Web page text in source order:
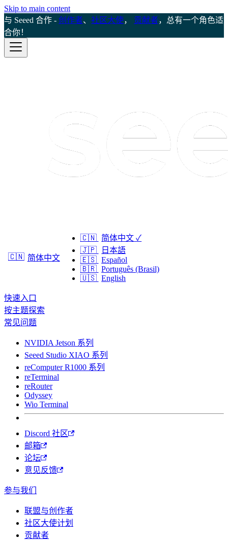
Skip to main content
与 Seeed 合作 - 创作者、 社区大使， 贡献者，总有一个角色适
合你！
🇨🇳 简体中文
🇨🇳 简体中文 ✓
🇯🇵
日本語
🇪🇸 Español
🇧🇷 Português (Brasil)
🇺🇸 English
快速入口
按主题探索
常见问题
NVIDIA Jetson 系列
Seeed Studio XIAO 系列
reComputer R1000 系列
reTerminal
reRouter
Odyssey
Wio Terminal
Discord 社区
邮箱
论坛
意见反馈
参与我们
联盟与创作者
社区大使计划
贡献者